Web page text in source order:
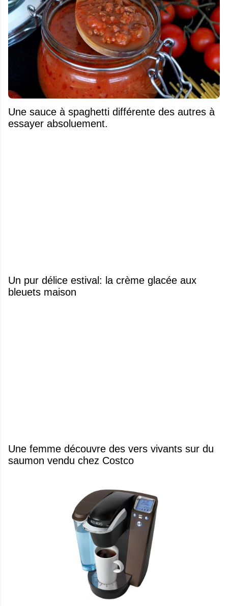
Une sauce à spaghetti différente des autres à
essayer absoluement.
Un pur délice estival: la crème glacée aux
bleuets maison
Une femme découvre des vers vivants sur du
saumon vendu chez Costco